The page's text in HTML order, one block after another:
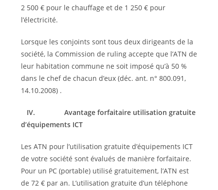
2 500 € pour le chauffage et de 1 250 € pour
l’électricité.
Lorsque les conjoints sont tous deux dirigeants de la
société, la Commission de ruling accepte que l’ATN de
leur habitation commune ne soit imposé qu’à 50 %
dans le chef de chacun d’eux (déc. ant. n° 800.091,
14.10.2008) .
IV. Avantage forfaitaire utilisation gratuite
d’équipements ICT
Les ATN pour l’utilisation gratuite d’équipements ICT
de votre société sont évalués de manière forfaitaire.
Pour un PC (portable) utilisé gratuitement, l’ATN est
de 72 € par an. L’utilisation gratuite d’un téléphone